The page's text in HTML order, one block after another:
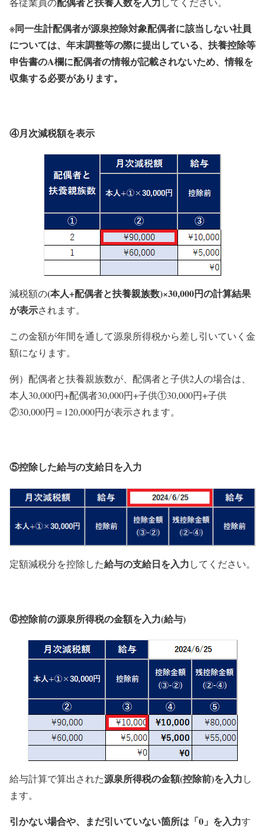
※同一生計配偶者が源泉控除対象配偶者に該当しない社員
については、年末調整等の際に提出している、扶養控除等
申告書のA欄に配偶者の情報が記載されないため、情報を
収集する必要があります。
④月次減税額を表示
減税額の(本人+配偶者と扶養親族数)×30,000円の計算結果
が表示されます。
この金額が年間を通して源泉所得税から差し引いていく金
額になります。
例）配偶者と扶養親族数が、配偶者と子供2人の場合は、
本人30,000円+配偶者30,000円+子供①30,000円+子供
②30,000円＝120,000円が表示されます。
⑤控除した給与の支給日を入力
定額減税分を控除した給与の支給日を入力してください。
⑥控除前の源泉所得税の金額を入力(給与)
給与計算で算出された源泉所得税の金額(控除前)を入力し
ます。
引かない場合や、まだ引いていない箇所は「0」を入力す